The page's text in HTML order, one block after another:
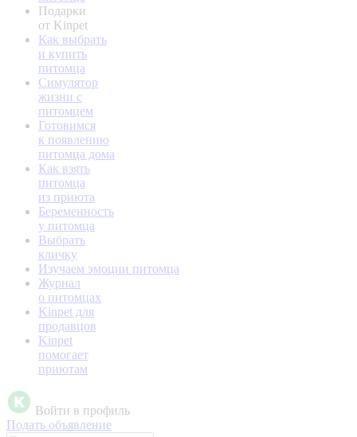
Подарки
от Kinpet
Как выбрать
и купить
питомца
Симулятор
жизни с
питомцем
Готовимся
к появлению
питомца дома
Как взять
питомца
из приюта
Беременность
у питомца
Выбрать
кличку
Изучаем эмоции питомца
Журнал
о питомцах
Kinpet для
продавцов
Kinpet
помогает
приютам
Войти в профиль
Подать объявление